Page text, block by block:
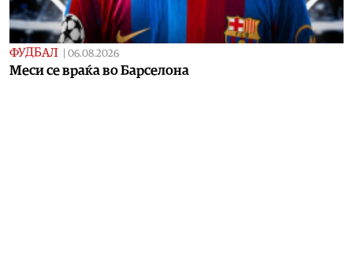
ФУДБАЛ | 06.08.2026
Meси се враќа во Барселона